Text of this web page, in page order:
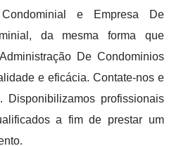
e Empresa De
da mesma forma que
De Condominios
e eficácia. Contate-nos e
Disponibilizamos profissionais
a fim de prestar um